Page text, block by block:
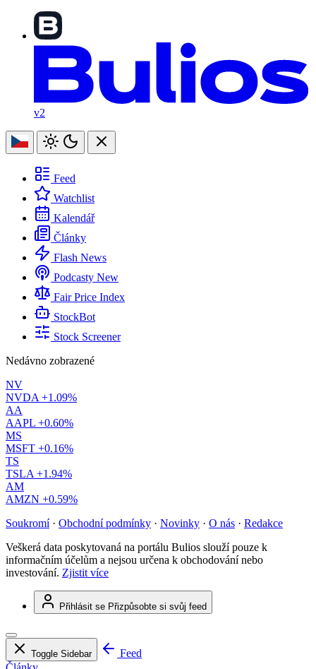
v2
Feed
Watchlist
Kalendář
Články
Flash News
Podcasty New
Fair Price Index
StockBot
Stock Screener
Nedávno zobrazené
NV
NVDA +1.09%
AA
AAPL +0.60%
MS
MSFT +0.16%
TS
TSLA +1.94%
AM
AMZN +0.59%
Soukromí · Obchodní podmínky · Novinky · O nás · Redakce
Veškerá data poskytovaná na portálu Bulios slouží pouze k
informačním účelům a nejsou určena k obchodování nebo
investování. Zjistit více
Přihlásit se Přizpůsobte si svůj feed
Toggle Sidebar
Feed